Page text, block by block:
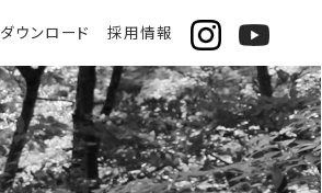
ダウンロード 採用情報